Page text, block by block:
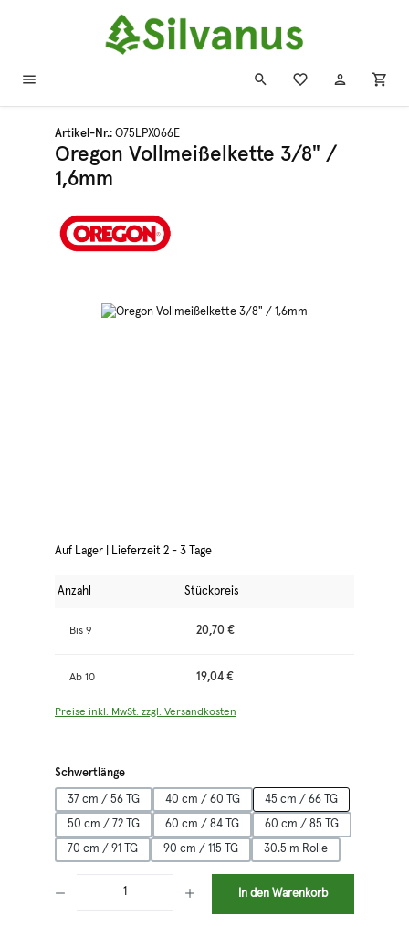
Zum Hauptinhalt springen
Artikel-Nr.: O75LPX066E
Oregon Vollmeißelkette 3/8" /
1,6mm
Bildergalerie überspringen
Auf Lager | Lieferzeit 2 - 3 Tage
Anzahl Stückpreis
Bis 9 20,70 €
Ab 10 19,04 €
Preise inkl. MwSt. zzgl. Versandkosten
Schwertlängeauswählen
37 cm / 56 TG 40 cm / 60 TG 45 cm / 66 TG
50 cm / 72 TG 60 cm / 84 TG 60 cm / 85 TG
70 cm / 91 TG 90 cm / 115 TG 30.5 m Rolle
In den Warenkorb